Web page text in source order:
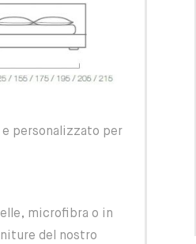
personalizzato per
microfibra o in
del nostro